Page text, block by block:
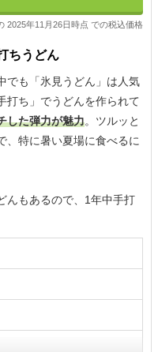
2025年11月26日時点 での税込価格
ちうどん
でも「氷見うどん」は人気
打ち」でうどんを作られて
した弾力が魅力。ツルッと
、特に暑い夏場に食べるに
んもあるので、1年中手打